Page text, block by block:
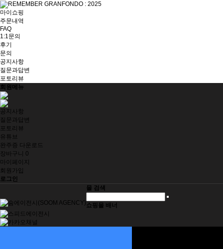
마이쇼핑
주문내역
FAQ
1:1문의
후기
문의
공지사항
질문과답변
포토리뷰
회원메뉴
공지사항
질문과답변
포토리뷰
유튜브
완주증 다운로드
장바구니
0
마이페이지
회원가입
로그인
몰 검색
쇼핑몰 배너